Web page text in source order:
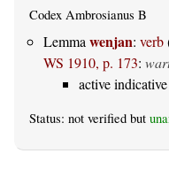
Codex Ambrosianus B
Lemma wenjan: verb
WS 1910, p. 173:
active
Status: not verified but